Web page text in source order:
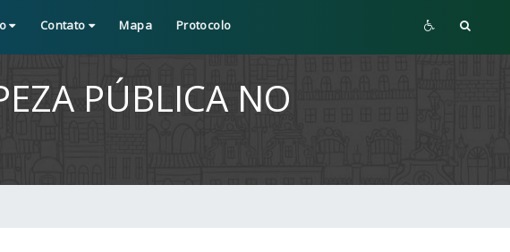
Contato Mapa Protocolo
PÚBLICA NO